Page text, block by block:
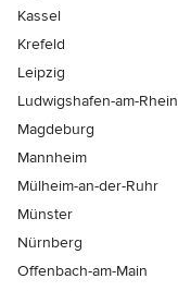
Kassel
Krefeld
Leipzig
Ludwigshafen-am-Rhein
Magdeburg
Mannheim
Mülheim-an-der-Ruhr
Münster
Nürnberg
Offenbach-am-Main